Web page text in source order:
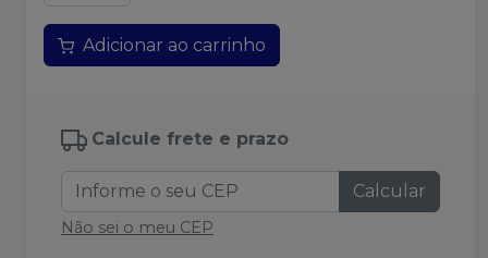
Adicionar ao carrinho
Calcule frete e prazo
Calcular
Não sei o meu CEP